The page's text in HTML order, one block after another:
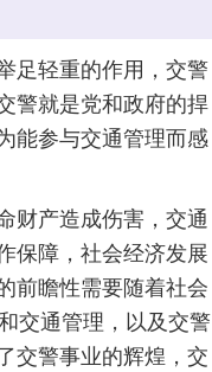
足轻重的作用，交警
警就是党和政府的捍
能参与交通管理而感
产造成伤害，交通
保障，社会经济发展
前瞻性需要随着社会
交通管理，以及交警
交警事业的辉煌，交